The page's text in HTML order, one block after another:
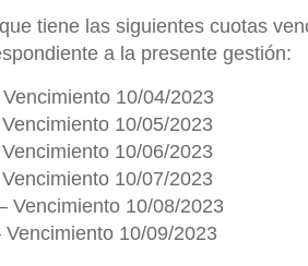
tiene las siguientes cuotas
a la presente gestión:
10/04/2023
10/05/2023
10/06/2023
10/07/2023
Vencimiento 10/08/2023
Vencimiento 10/09/2023